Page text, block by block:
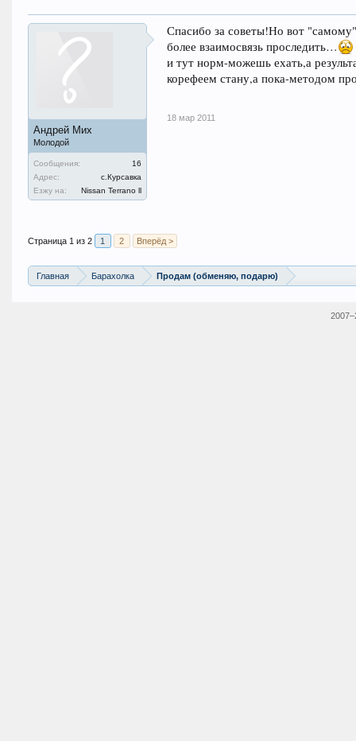
Андрей Мих
Молодой
Сообщения:
16
Адрес:
с.Курсавка
Езжу на:
Nissan Terrano ll
Спасибо за советы!Но вот
более взаимосвязь проследить…
и тут норм-можешь ехать,а
корефеем стану,а пока-методом
18 мар 2011
Страница 1 из 2 1 2 Вперёд >
Главная Барахолка Продам (обменяю, подарю)
2007–